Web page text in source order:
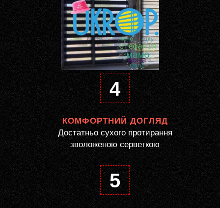
4
КОМФОРТНИЙ ДОГЛЯД
Достатньо сухого протирання
зволоженою серветкою
5